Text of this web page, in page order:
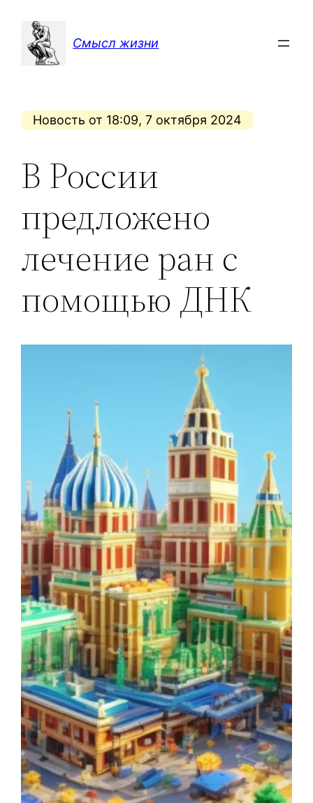
содержимому
Смысл жизни
Новость от 18:09, 7 октября 2024
В России
предложено
лечение ран с
помощью ДНК